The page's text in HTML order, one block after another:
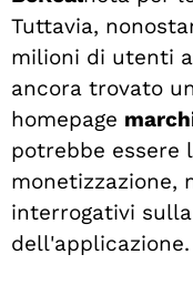
Tuttavia,
milioni di utenti
ancora trovato
homepage
potrebbe essere
monetizzazione,
interrogativi
dell'applicazione.